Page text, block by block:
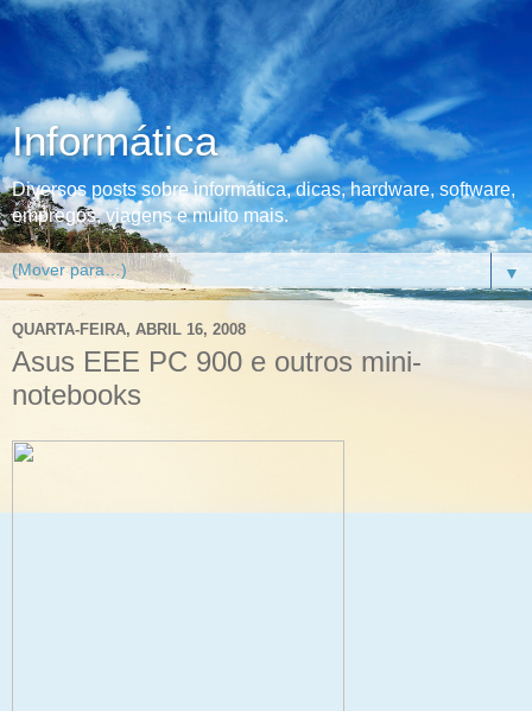
Informática
Diversos posts sobre informática, dicas, hardware, software,
empregos, viagens e muito mais.
▼
QUARTA-FEIRA, ABRIL 16, 2008
Asus EEE PC 900 e outros mini-
notebooks